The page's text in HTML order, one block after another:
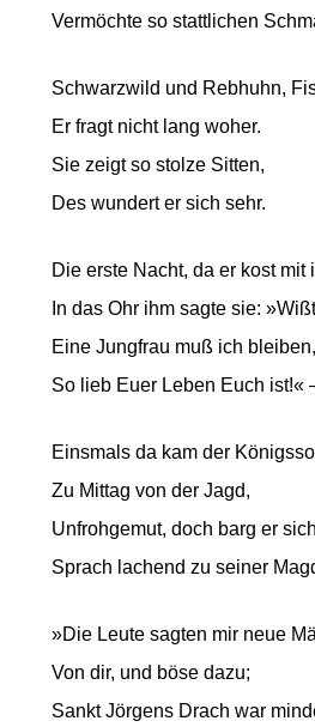
Vermöchte so stattlichen
Schwarzwild und Rebhuhn,
Er fragt nicht lang woher.
Sie zeigt so stolze Sitten,
Des wundert er sich sehr.
Die erste Nacht, da er kost mit
In das Ohr ihm sagte sie:
Eine Jungfrau muß ich bleiben,
So lieb Euer Leben Euch ist!«
Einsmals da kam der
Zu Mittag von der Jagd,
Unfrohgemut, doch barg er
Sprach lachend zu seiner
»Die Leute sagten mir neue
Von dir, und böse dazu;
Sankt Jörgens Drach war